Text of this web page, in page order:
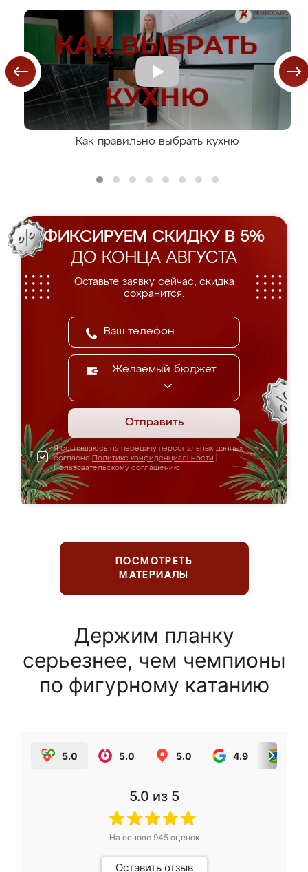
Как правильно выбрать кухню
ФИКСИРУЕМ СКИДКУ В 5%
ДО КОНЦА АВГУСТА
Оставьте заявку сейчас, скидка
сохранится.
Желаемый бюджет
Отправить
Я соглашаюсь на передачу персональных данных
согласно Политике конфиденциальности
Пользовательскому соглашению
ПОСМОТРЕТЬ
МАТЕРИАЛЫ
Держим планку
серьезнее, чем чемпионы
по фигурному катанию
5.0 5.0 5.0 4.9
5.0 из 5
На основе 945оценок
Оставить отзыв